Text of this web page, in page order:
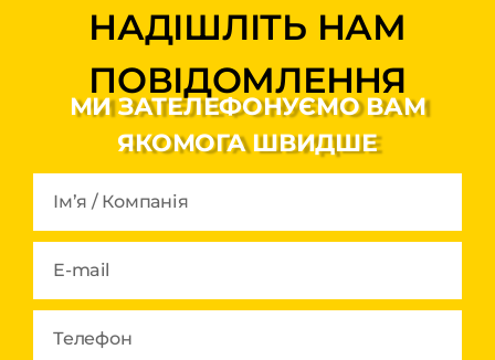
НАДІШЛІТЬ НАМ
ПОВІДОМЛЕННЯ
МИ ЗАТЕЛЕФОНУЄМО ВАМ
ЯКОМОГА ШВИДШЕ